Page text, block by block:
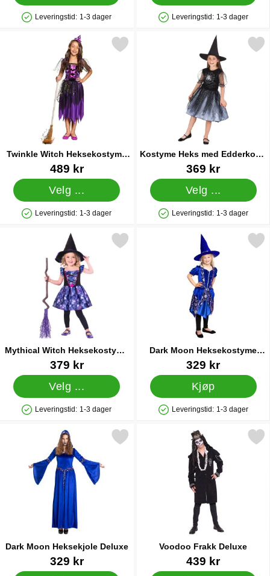
Produkttilgjengelighet: På lager
Leveringstid: 1-3 dager
Produkttilgjengelighet: På lager
Leveringstid: 1-3 dager
Twinkle Witch Heksekostyme
Barn
Varenummer 24088
489 kr
Velg ...
Produkttilgjengelighet: På lager
Leveringstid: 1-3 dager
Merk twinkle Witch Heksekostyme Barn som favoritt
Kostyme Heks med Edderkopp
Barn
Varenummer 24101
369 kr
Velg ...
Produkttilgjengelighet: På lager
Leveringstid: 1-3 dager
Merk kostyme Heks med
Mythical Witch Heksekostyme
Barn
Varenummer 30880
379 kr
Velg ...
Produkttilgjengelighet: På lager
Leveringstid: 1-3 dager
Merk mythical Witch Heksekostyme Barn som favoritt
Dark Moon Heksekostyme
Deluxe Barn
Varenummer 31013
329 kr
Kjøp
Produkttilgjengelighet: På lager
Leveringstid: 1-3 dager
Merk dark Moon
Dark Moon Heksekjole Deluxe
Varenummer 31015
329 kr
Merk dark Moon Heksekjole Deluxe som favoritt
Voodoo Frakk Deluxe
Varenummer 31043
439 kr
Merk voodoo Frakk